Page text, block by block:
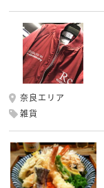
奈良エリア
雑貨